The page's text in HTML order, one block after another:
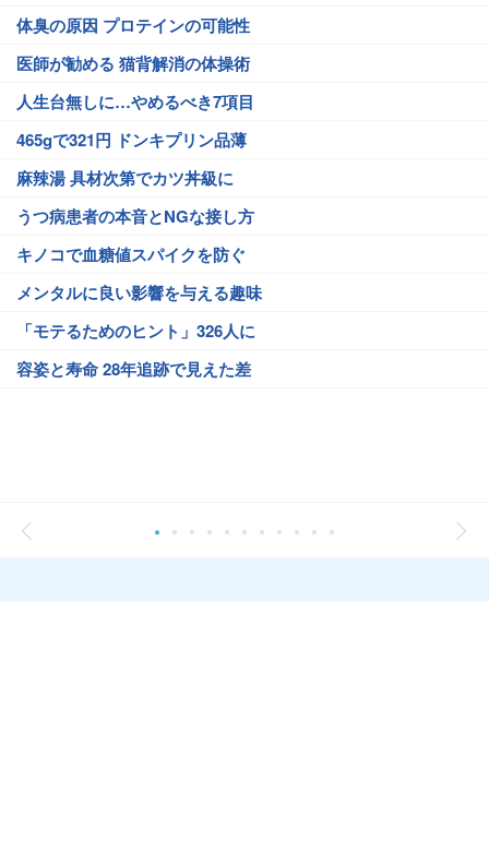
体臭の原因 プロテインの可能性
医師が勧める 猫背解消の体操術
人生台無しに…やめるべき7項目
465gで321円 ドンキプリン品薄
麻辣湯 具材次第でカツ丼級に
うつ病患者の本音とNGな接し方
キノコで血糖値スパイクを防ぐ
メンタルに良い影響を与える趣味
「モテるためのヒント」326人に
容姿と寿命 28年追跡で見えた差